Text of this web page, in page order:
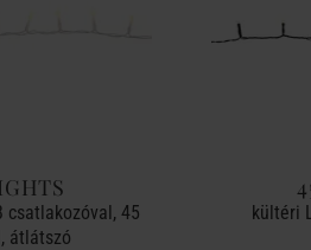
csatlakozóval, 45
átlátszó
kültéri